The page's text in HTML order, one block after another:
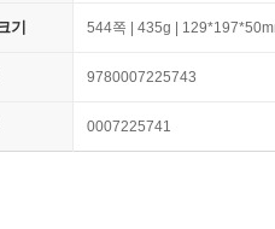
기 544쪽 | 435g |
9780007225743
0007225741